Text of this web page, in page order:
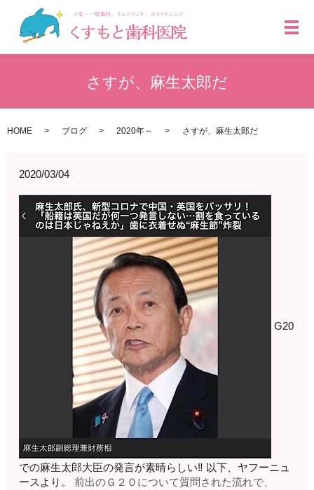
メ
さすが、麻生太郎だ
HOME ブログ 2020年～ さすが、麻生太郎だ
2020/03/04
G20
での麻生太郎大臣の発言が素晴らしい‼️ 以下、ヤフーニュ
ースより。前出のＧ２０について質問された流れで、